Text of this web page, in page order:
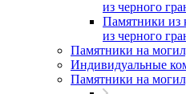
из черного
Памятники из
из черного
Памятники на
Индивидуальные
Памятники на